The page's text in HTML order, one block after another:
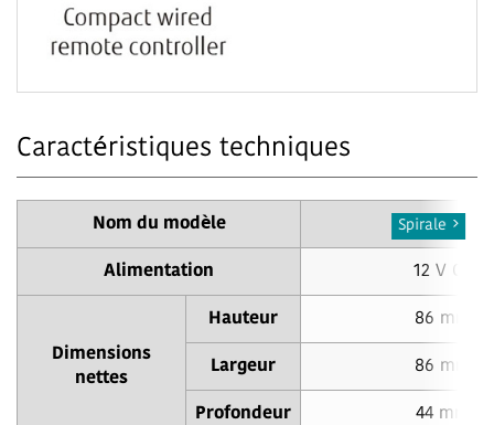
Caractéristiques techniques
Nom du modèle UTY-RCRYZ1
Alimentation 12 V CC
Dimensions
nettes
Hauteur 86 mm
Largeur 86 mm
Profondeur 44 mm
Spirale